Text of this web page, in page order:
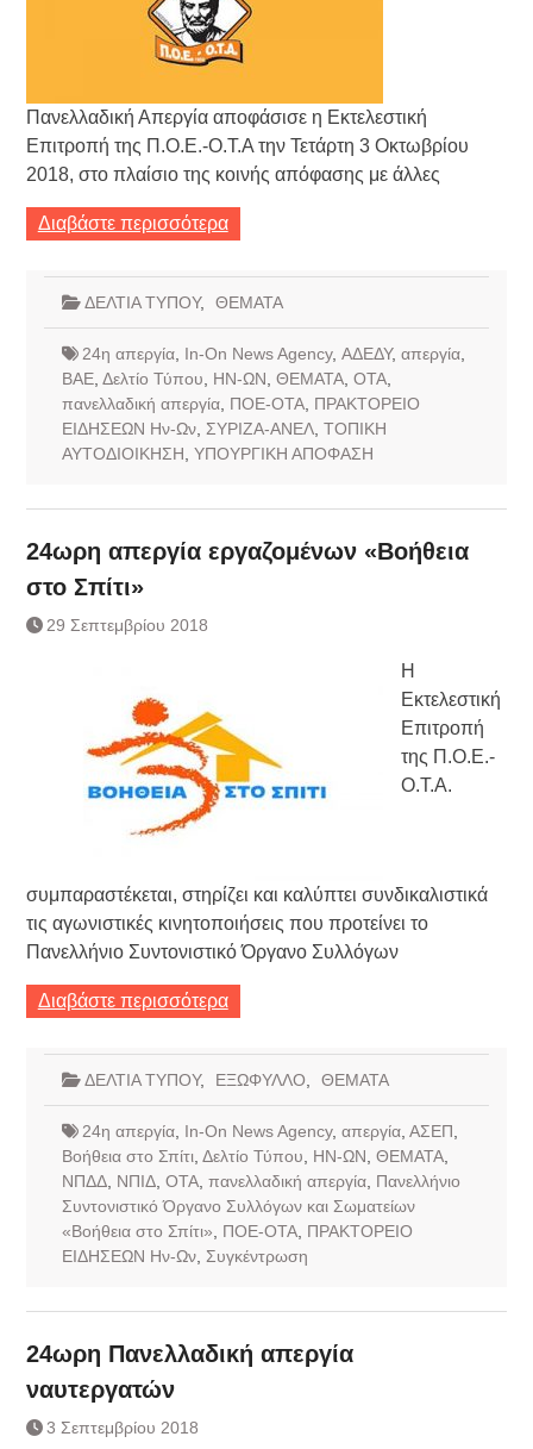
Πανελλαδική Απεργία αποφάσισε η Εκτελεστική
Επιτροπή της Π.Ο.Ε.-Ο.Τ.Α την Τετάρτη 3 Οκτωβρίου
2018, στο πλαίσιο της κοινής απόφασης με άλλες
Διαβάστε περισσότερα
ΔΕΛΤΙΑ ΤΥΠΟΥ, ΘΕΜΑΤΑ
24η απεργία, In-On News Agency, ΑΔΕΔΥ, απεργία,
ΒΑΕ, Δελτίο Τύπου ΗΝ-ΩΝ ΘΕΜΑΤΑ, ΟΤΑ,
πανελλαδική απεργία, ΠΟΕ-ΟΤΑ, ΠΡΑΚΤΟΡΕΙΟ
ΕΙΔΗΣΕΩΝ Ην-Ων, ΣΥΡΙΖΑ-ΑΝΕΛ, ΤΟΠΙΚΗ
ΑΥΤΟΔΙΟΙΚΗΣΗ ΥΠΟΥΡΓΙΚΗ ΑΠΟΦΑΣΗ
24ωρη απεργία εργαζομένων «Βοήθεια
στο Σπίτι»
29 Σεπτεμβρίου 2018
Η
Εκτελεστική
Επιτροπή
της Π.Ο.Ε.-
Ο.Τ.Α.
συμπαραστέκεται, στηρίζει και καλύπτει συνδικαλιστικά
τις αγωνιστικές κινητοποιήσεις που προτείνει το
Πανελλήνιο Συντονιστικό Όργανο Συλλόγων
Διαβάστε περισσότερα
ΔΕΛΤΙΑ ΤΥΠΟΥ, ΕΞΩΦΥΛΛΟ ΘΕΜΑΤΑ
24η απεργία, In-On News Agency, απεργία, ΑΣΕΠ
Βοήθεια στο Σπίτι, Δελτίο Τύπου ΗΝ-ΩΝ ΘΕΜΑΤΑ,
ΝΠΔΔ, ΝΠΙΔ, ΟΤΑ, πανελλαδική απεργία, Πανελλήνιο
Συντονιστικό Όργανο Συλλόγων και Σωματείων
«Βοήθεια στο Σπίτι»
ΠΟΕ-ΟΤΑ, ΠΡΑΚΤΟΡΕΙΟ
ΕΙΔΗΣΕΩΝ Ην-Ων, Συγκέντρωση
24ωρη Πανελλαδική απεργία
ναυτεργατών
3 Σεπτεμβρίου 2018